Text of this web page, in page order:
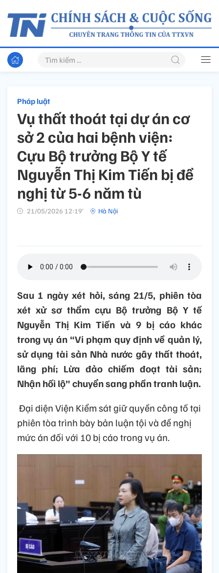
Pháp luật
Vụ thất thoát tại dự án cơ
sở 2 của hai bệnh viện:
Cựu Bộ trưởng Bộ Y tế
Nguyễn Thị Kim Tiến bị đề
nghị từ 5-6 năm tù
21/05/2026 12:19’ Hà Nội
Sau 1 ngày xét hỏi, sáng 21/5, phiên tòa
xét xử sơ thẩm cựu Bộ trưởng Bộ Y tế
Nguyễn Thị Kim Tiến và 9 bị cáo khác
trong vụ án “Vi phạm quy định về quản lý,
sử dụng tài sản Nhà nước gây thất thoát,
lãng phí; Lừa đảo chiếm đoạt tài sản;
Nhận hối lộ” chuyển sang phần tranh luận.
Đại diện Viện Kiểm sát giữ quyền công tố tại
phiên tòa trình bày bản luận tội và đề nghị
mức án đối với 10 bị cáo trong vụ án.